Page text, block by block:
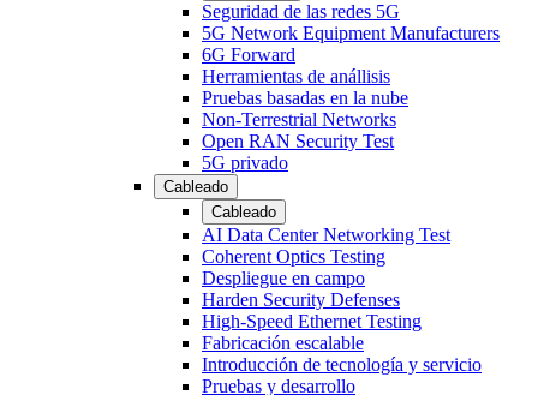
Seguridad de las redes 5G
5G Network Equipment Manufacturers
6G Forward
Herramientas de anállisis
Pruebas basadas en la nube
Non-Terrestrial Networks
Open RAN Security Test
5G privado
Cableado
Cableado
AI Data Center Networking Test
Coherent Optics Testing
Despliegue en campo
Harden Security Defenses
High-Speed Ethernet Testing
Fabricación escalable
Introducción de tecnología y servicio
Pruebas y desarrollo